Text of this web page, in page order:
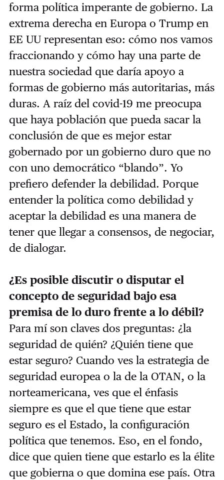
forma política imperante de gobierno. La
extrema derecha en Europa o Trump en
EE UU representan eso: cómo nos vamos
fraccionando y cómo hay una parte de
nuestra sociedad que daría apoyo a
formas de gobierno más autoritarias, más
duras. A raíz del covid-19 me preocupa
que haya población que pueda sacar la
conclusión de que es mejor estar
gobernado por un gobierno duro que no
con uno democrático “blando”. Yo
prefiero defender la debilidad. Porque
entender la política como debilidad y
aceptar la debilidad es una manera de
tener que llegar a consensos, de negociar,
de dialogar.
¿Es posible discutir o disputar el
concepto de seguridad bajo esa
premisa de lo duro frente a lo débil?
Para mí son claves dos preguntas: ¿la
seguridad de quién? ¿Quién tiene que
estar seguro? Cuando ves la estrategia de
seguridad europea o la de la OTAN, o la
norteamericana, ves que el énfasis
siempre es que el que tiene que estar
seguro es el Estado, la configuración
política que tenemos. Eso, en el fondo,
dice que quien tiene que estarlo es la élite
que gobierna o que domina ese país. Otra